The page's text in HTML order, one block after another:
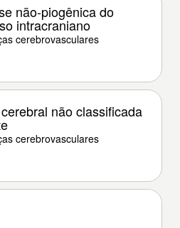
não-piogênica do
intracraniano
cerebrovasculares
não classificada
cerebrovasculares